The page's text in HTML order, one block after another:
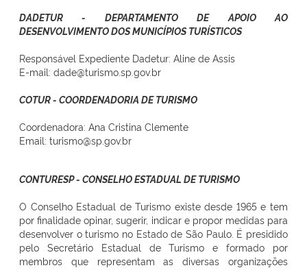
DADETUR - DEPARTAMENTO DE APOIO AO
DESENVOLVIMENTO DOS MUNICÍPIOS TURÍSTICOS
Responsável Expediente Dadetur: Aline de Assis
E-mail: dade@turismo.sp.gov.br
COTUR - COORDENADORIA DE TURISMO
Coordenadora: Ana Cristina Clemente
Email: turismo@sp.gov.br
CONTURESP - CONSELHO ESTADUAL DE TURISMO
O Conselho Estadual de Turismo existe desde 1965 e tem
por finalidade opinar, sugerir, indicar e propor medidas para
desenvolver o turismo no Estado de São Paulo. É presidido
pelo Secretário Estadual de Turismo e formado por
membros que representam as diversas organizações